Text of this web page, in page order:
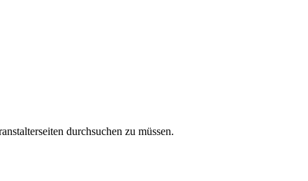
durchsuchen zu müssen.